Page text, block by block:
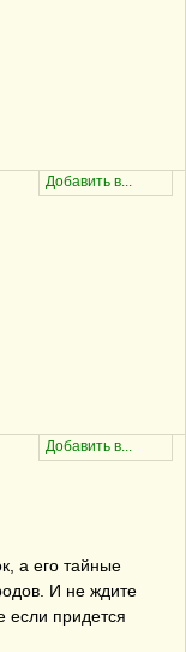
а его тайные
И не ждите
если придется